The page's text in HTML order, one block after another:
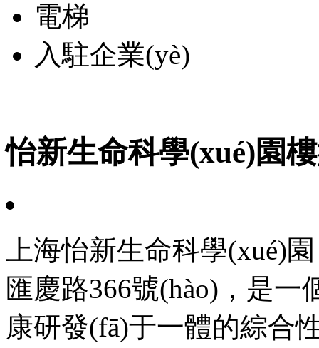
電梯
入駐企業(yè)
怡新生命科學(xué)園
上海怡新生命科學(xué)園
匯慶路366號(hào)，是
康研發(fā)于一體的綜合性